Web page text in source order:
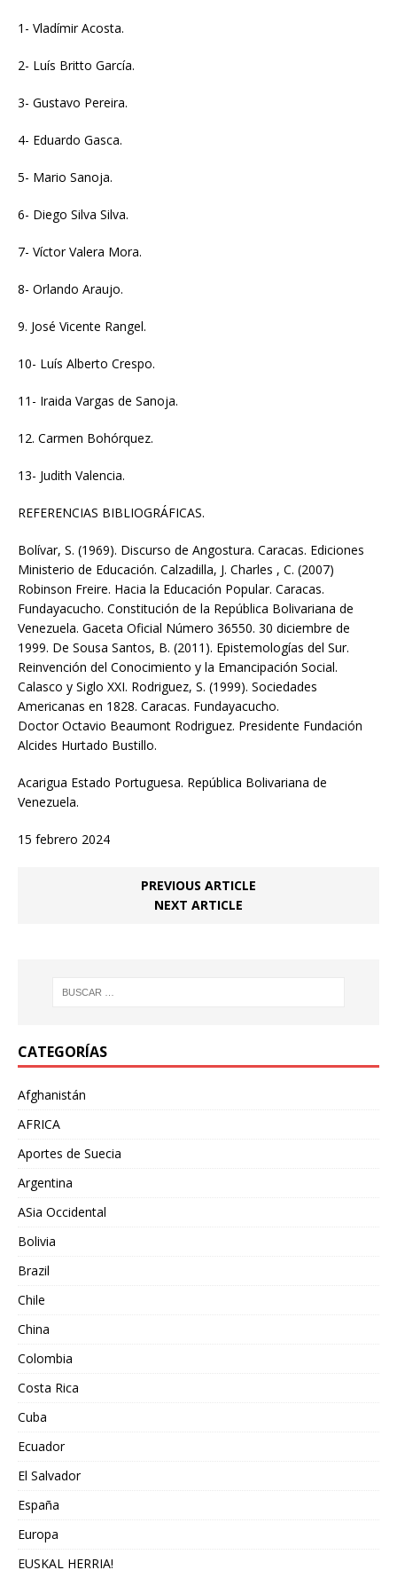
1- Vladímir Acosta.
2- Luís Britto García.
3- Gustavo Pereira.
4- Eduardo Gasca.
5- Mario Sanoja.
6- Diego Silva Silva.
7- Víctor Valera Mora.
8- Orlando Araujo.
9. José Vicente Rangel.
10- Luís Alberto Crespo.
11- Iraida Vargas de Sanoja.
12. Carmen Bohórquez.
13- Judith Valencia.
REFERENCIAS BIBLIOGRÁFICAS.
Bolívar, S. (1969). Discurso de Angostura. Caracas. Ediciones
Ministerio de Educación. Calzadilla, J. Charles , C. (2007)
Robinson Freire. Hacia la Educación Popular. Caracas.
Fundayacucho. Constitución de la República Bolivariana de
Venezuela. Gaceta Oficial Número 36550. 30 diciembre de
1999. De Sousa Santos, B. (2011). Epistemologías del Sur.
Reinvención del Conocimiento y la Emancipación Social.
Calasco y Siglo XXI. Rodriguez, S. (1999). Sociedades
Americanas en 1828. Caracas. Fundayacucho.
Doctor Octavio Beaumont Rodriguez. Presidente Fundación
Alcides Hurtado Bustillo.
Acarigua Estado Portuguesa. República Bolivariana de
Venezuela.
15 febrero 2024
PREVIOUS ARTICLE
NEXT ARTICLE
CATEGORÍAS
Afghanistán
AFRICA
Aportes de Suecia
Argentina
ASia Occidental
Bolivia
Brazil
Chile
China
Colombia
Costa Rica
Cuba
Ecuador
El Salvador
España
Europa
EUSKAL HERRIA!